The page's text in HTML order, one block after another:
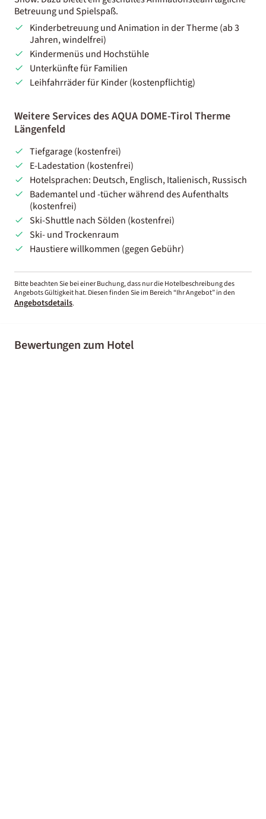
Betreuung und Spielspaß.
Kinderbetreuung und Animation in der Therme (ab 3
Jahren, windelfrei)
Kindermenüs und Hochstühle
Unterkünfte für Familien
Leihfahrräder für Kinder (kostenpflichtig)
Weitere Services des AQUA DOME-Tirol Therme
Längenfeld
Tiefgarage (kostenfrei)
E-Ladestation (kostenfrei)
Hotelsprachen: Deutsch, Englisch, Italienisch, Russisch
Bademantel und -tücher während des Aufenthalts
(kostenfrei)
Ski-Shuttle nach Sölden (kostenfrei)
Ski- und Trockenraum
Haustiere willkommen (gegen Gebühr)
Bitte beachten Sie bei einer Buchung, dass nur die Hotelbeschreibung des
Angebots Gültigkeit hat. Diesen finden Sie im Bereich “Ihr Angebot” in den
Angebotsdetails.
Bewertungen zum Hotel